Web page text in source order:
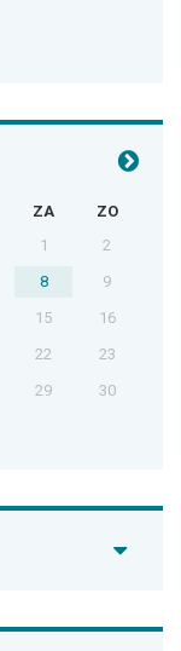
ZA
ZO
1
2
8
9
15
16
22
23
29
30